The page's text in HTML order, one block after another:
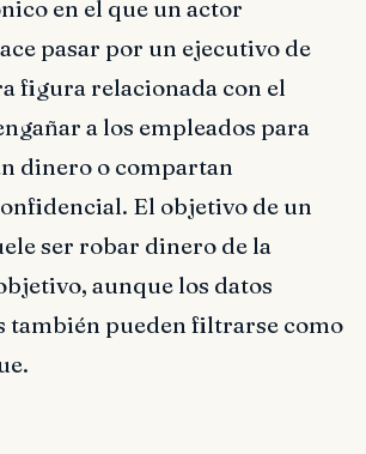
en el que un actor
pasar por un ejecutivo de
figura relacionada con el
a los empleados para
dinero o compartan
El objetivo de un
ser robar dinero de la
aunque los datos
también pueden filtrarse como